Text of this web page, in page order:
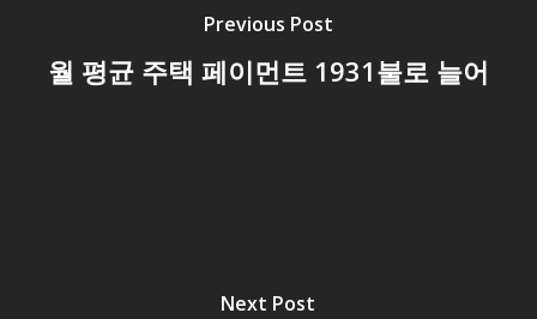
Previous Post
월 평균 주택 페이먼트 1931불로 늘어
Next Post